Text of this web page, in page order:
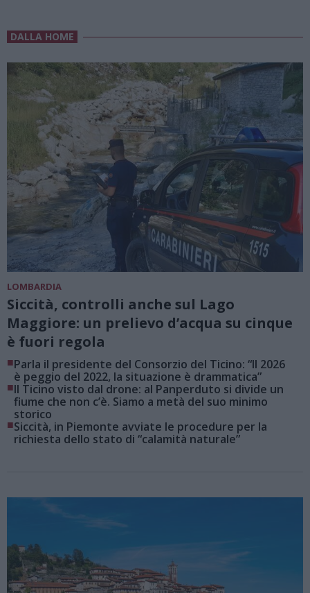
DALLA HOME
LOMBARDIA
Siccità, controlli anche sul Lago
Maggiore: un prelievo d’acqua su cinque
è fuori regola
■Parla il presidente del Consorzio del Ticino: “Il 2026
è peggio del 2022, la situazione è drammatica”
■Il Ticino visto dal drone: al Panperduto si divide un
fiume che non c’è. Siamo a metà del suo minimo
storico
■Siccità, in Piemonte avviate le procedure per la
richiesta dello stato di “calamità naturale”